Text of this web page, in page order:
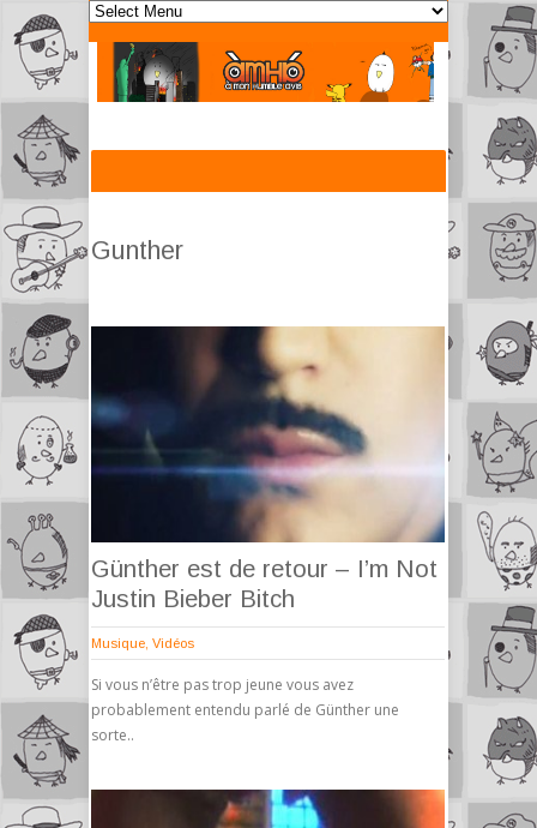
Gunther
Günther est de retour – I’m Not
Justin Bieber Bitch
Musique Vidéos
Si vous n’être pas trop jeune vous avez
probablement entendu parlé de Günther une
sorte..